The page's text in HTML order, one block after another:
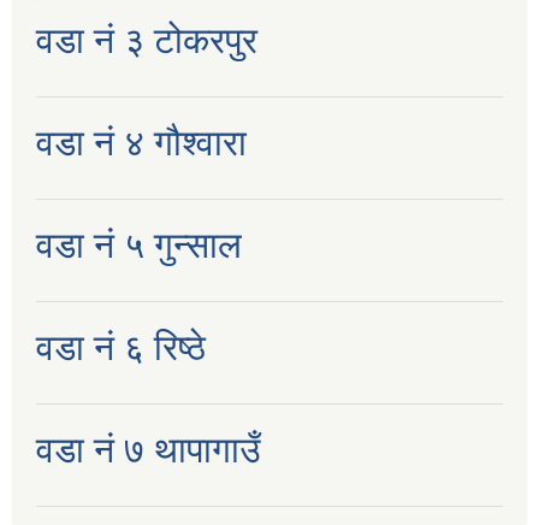
वडा नं ३ टोकरपुर
वडा नं ४ गौश्वारा
वडा नं ५ गुन्साल
वडा नं ६ रिष्ठे
वडा नं ७ थापागाउँ